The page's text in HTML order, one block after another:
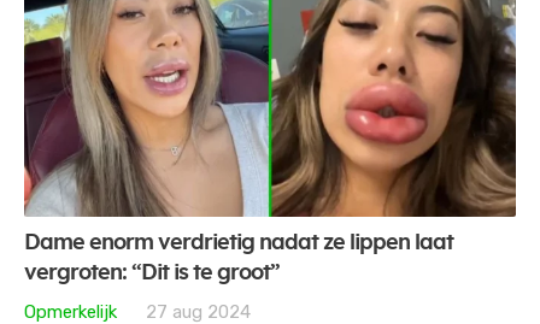
Dame enorm verdrietig nadat ze lippen laat
vergroten: “Dit is te groot”
Opmerkelijk
27 aug 2024